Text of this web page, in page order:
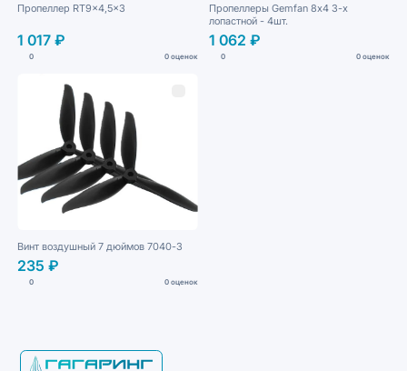
Пропеллер RT9x4,5x3
1 017 ₽
0 0 оценок
Пропеллеры Gemfan 8х4 3-х
лопастной - 4шт.
1 062 ₽
0 0 оценок
Винт воздушный 7 дюймов 7040-3
235 ₽
0 0 оценок